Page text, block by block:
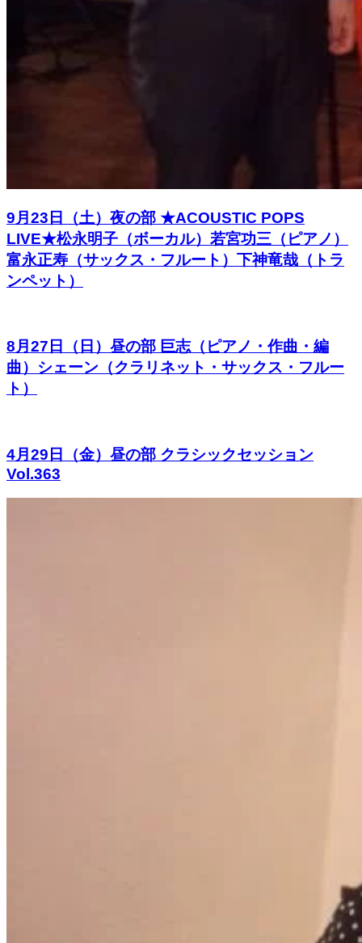
9月23日（土）夜の部 ★ACOUSTIC POPS
LIVE★松永明子（ボーカル）若宮功三（ピアノ）
富永正寿（サックス・フルート）下神竜哉（トラ
ンペット）
8月27日（日）昼の部 巨志（ピアノ・作曲・編
曲）シェーン（クラリネット・サックス・フルー
ト）
4月29日（金）昼の部 クラシックセッション
Vol.363